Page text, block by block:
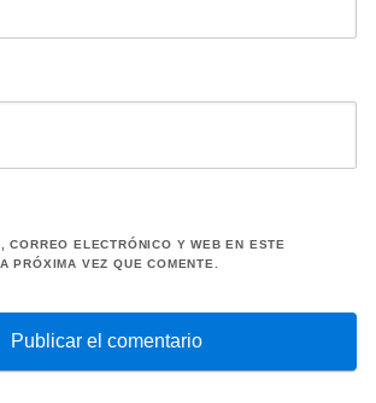
CORREO ELECTRÓNICO Y WEB EN ESTE
PRÓXIMA VEZ QUE COMENTE.